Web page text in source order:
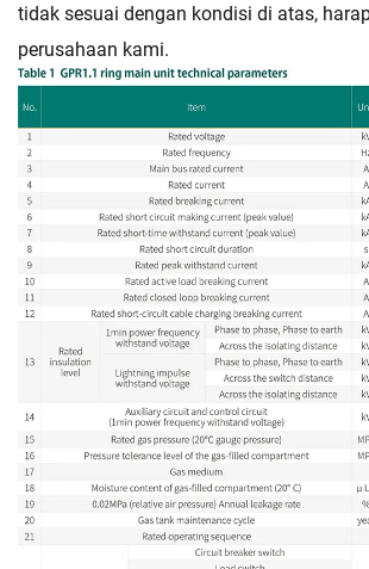
tidak sesuai dengan kondisi di atas,
perusahaan kami.